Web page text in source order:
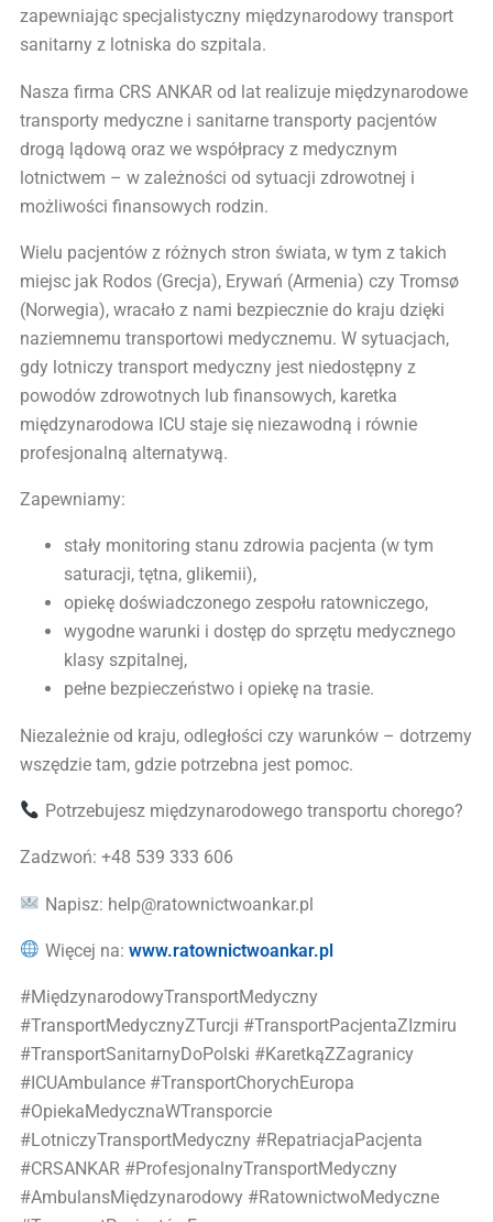
zapewniając specjalistyczny międzynarodowy transport
sanitarny z lotniska do szpitala.
Nasza firma CRS ANKAR od lat realizuje międzynarodowe
transporty medyczne i sanitarne transporty pacjentów
drogą lądową oraz we współpracy z medycznym
lotnictwem – w zależności od sytuacji zdrowotnej i
możliwości finansowych rodzin.
Wielu pacjentów z różnych stron świata, w tym z takich
miejsc jak Rodos (Grecja), Erywań (Armenia) czy Tromsø
(Norwegia), wracało z nami bezpiecznie do kraju dzięki
naziemnemu transportowi medycznemu. W sytuacjach,
gdy lotniczy transport medyczny jest niedostępny z
powodów zdrowotnych lub finansowych, karetka
międzynarodowa ICU staje się niezawodną i równie
profesjonalną alternatywą.
Zapewniamy:
stały monitoring stanu zdrowia pacjenta (w tym
saturacji, tętna, glikemii),
opiekę doświadczonego zespołu ratowniczego,
wygodne warunki i dostęp do sprzętu medycznego
klasy szpitalnej,
pełne bezpieczeństwo i opiekę na trasie.
Niezależnie od kraju, odległości czy warunków – dotrzemy
wszędzie tam, gdzie potrzebna jest pomoc.
Potrzebujesz międzynarodowego transportu chorego?
Zadzwoń: +48 539 333 606
Napisz: help@ratownictwoankar.pl
Więcej na: www.ratownictwoankar.pl
#MiędzynarodowyTransportMedyczny
#TransportMedycznyZTurcji #TransportPacjentaZIzmiru
#TransportSanitarnyDoPolski #KaretkąZZagranicy
#ICUAmbulance #TransportChorychEuropa
#OpiekaMedycznaWTransporcie
#LotniczyTransportMedyczny #RepatriacjaPacjenta
#CRSANKAR #ProfesjonalnyTransportMedyczny
#AmbulansMiędzynarodowy #RatownictwoMedyczne